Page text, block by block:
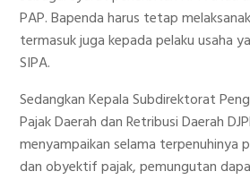
PAP. Bapenda harus tetap
termasuk juga kepada pelaku usaha
SIPA.
Sedangkan Kepala Subdirektorat
Pajak Daerah dan Retribusi Daerah
menyampaikan selama terpenuhinya
dan obyektif pajak, pemungutan